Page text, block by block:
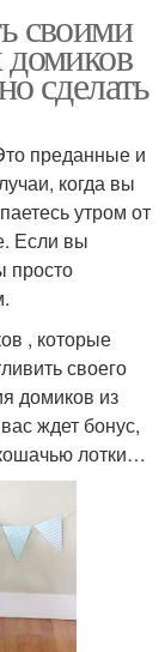
лужайкой
домик
своими
сделать
преданные и
когда вы
утром от
Если вы
просто
, которые
своего
домиков из
ждет бонус,
лотки…